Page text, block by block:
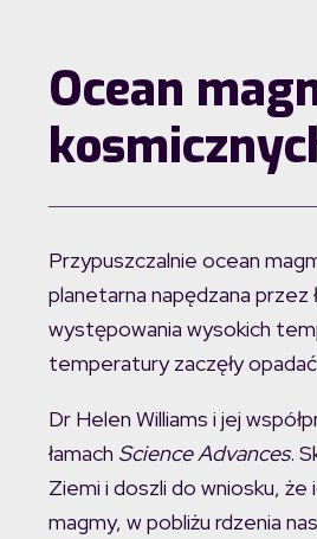
Ocean
Przypuszczalnie ocean
planetarna napędzana przez
występowania wysokich
temperatury zaczęły
Dr Helen Williams i jej
łamach Science Advances.
Ziemi i doszli do wniosku, że
magmy, w pobliżu rdzenia